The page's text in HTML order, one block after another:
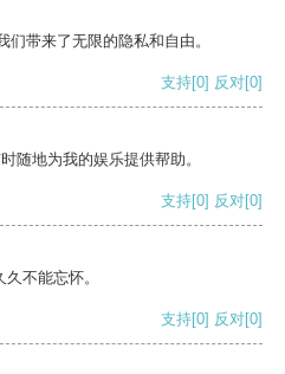
带来了无限的隐私和自由。
支持[0] 反对[0]
随地为我的娱乐提供帮助。
支持[0] 反对[0]
不能忘怀。
支持[0] 反对[0]